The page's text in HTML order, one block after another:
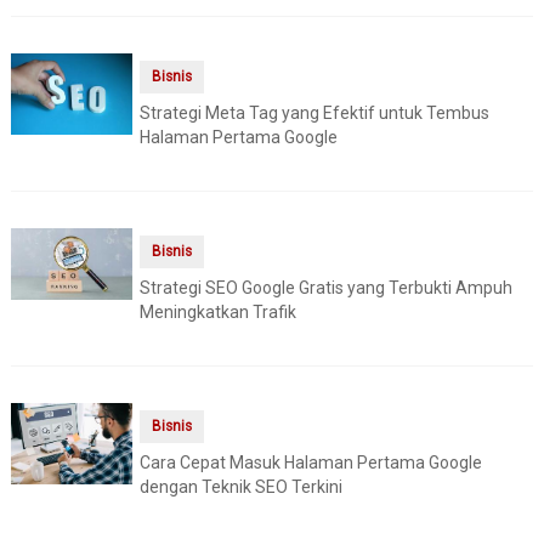
Bisnis
Strategi Meta Tag yang Efektif untuk Tembus
Halaman Pertama Google
Bisnis
Strategi SEO Google Gratis yang Terbukti Ampuh
Meningkatkan Trafik
Bisnis
Cara Cepat Masuk Halaman Pertama Google
dengan Teknik SEO Terkini